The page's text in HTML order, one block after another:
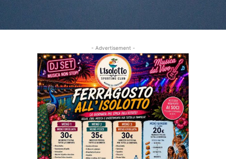
- Advertisement -